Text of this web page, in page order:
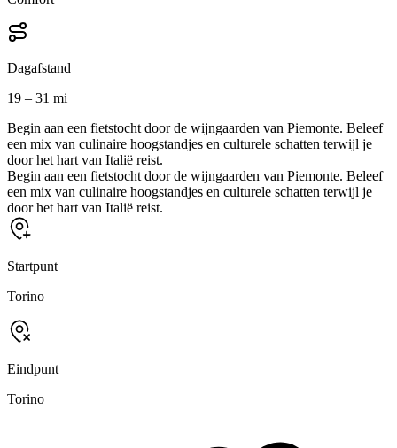
Dagafstand
19 – 31 mi
Begin aan een fietstocht door de wijngaarden van Piemonte. Beleef
een mix van culinaire hoogstandjes en culturele schatten terwijl je
door het hart van Italië reist.
Begin aan een fietstocht door de wijngaarden van Piemonte. Beleef
een mix van culinaire hoogstandjes en culturele schatten terwijl je
door het hart van Italië reist.
Startpunt
Torino
Eindpunt
Torino